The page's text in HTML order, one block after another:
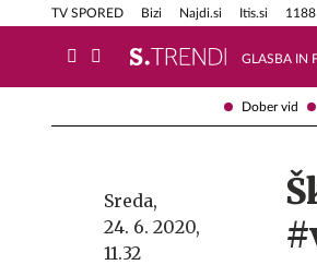
Dober vid
TV SPORED Bizi Najdi.si Itis.si 1188
GLASBA IN
Info in obvestila
Sreda,
24. 6. 2020,
11.32